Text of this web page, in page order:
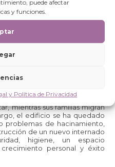
puede afectar
y funciones.
y Política de Privacidad
a la entidad Ankur
para cien niños y niñas.
es hogar para la
La comunidad Kathkari se
socioeconómicos, con él les
mientras sus familias migran
el edificio se ha quedado
problemas de hacinamiento,
de un nuevo internado
higiene, un espacio
personal y éxito